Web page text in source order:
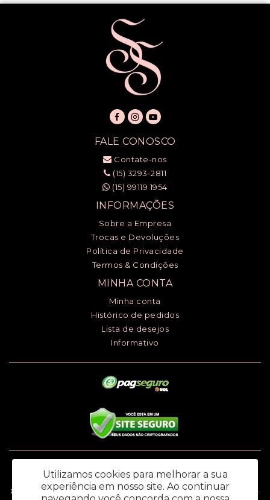
FALE CONOSCO
Contate-nos
(15) 3293-2811
(15) 99119 1954
INFORMAÇÕES
Sobre a Empresa
Trocas e Devoluções
Política de Privacidade
Termos & Condições
MINHA CONTA
Minha conta
Histórico de pedidos
Lista de desejos
Informativo
669.979.145.118
Rua Ana Monteiro de Carvalho, 91 - Jardim Santa Rosália – Sorocaba / SP -
Utilizamos cookies para melhorar a sua
experiência em nosso site. Ao continuar